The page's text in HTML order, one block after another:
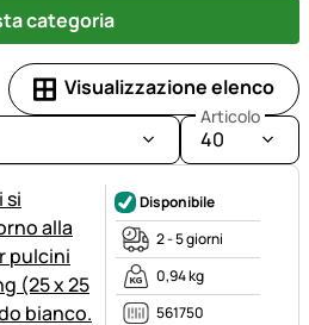
categoria
Visualizzazione elenco
Articolo
40
Disponibile
2 - 5 giorni
0,94 kg
561750